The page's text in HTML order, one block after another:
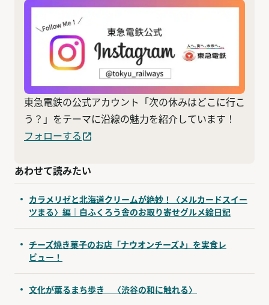
東急電鉄の公式アカウント「次の休みはどこに行こ
う？」をテーマに沿線の魅力を紹介しています！
フォローする
あわせて読みたい
カラメリゼと北海道クリームが絶妙！〈メルカードスイー
ツまる〉編｜白ふくろう舎のお取り寄せグルメ絵日記
チーズ焼き菓子のお店「ナウオンチーズ♪」を実食レ
ビュー！
文化が薫るまち歩き 〈渋谷の和に触れる〉